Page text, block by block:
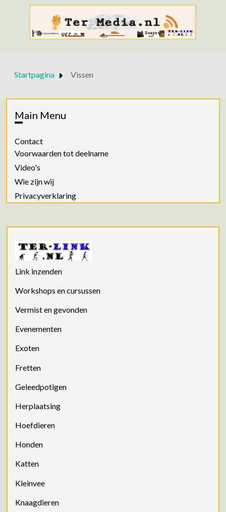
Startpagina Vissen
Main Menu
Contact
Voorwaarden tot deelname
Video's
Wie zijn wij
Privacyverklaring
Link inzenden
Workshops en cursussen
Vermist en gevonden
Evenementen
Exoten
Fretten
Geleedpotigen
Herplaatsing
Hoefdieren
Honden
Katten
Kleinvee
Knaagdieren